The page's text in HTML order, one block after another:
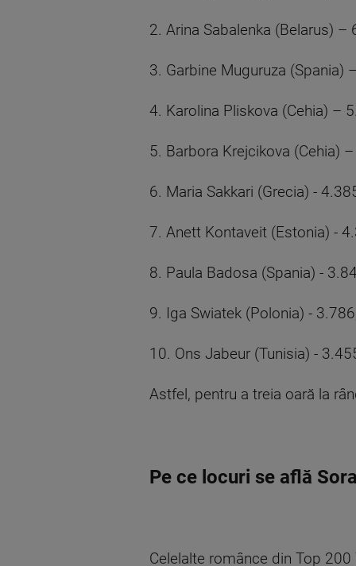
2. Arina Sabalenka (Belarus) –
3. Garbine Muguruza (Spania)
4. Karolina Pliskova (Cehia) –
5. Barbora Krejcikova (Cehia)
6. Maria Sakkari (Grecia) -
7. Anett Kontaveit (Estonia) -
8. Paula Badosa (Spania) -
9. Iga Swiatek (Polonia) -
10. Ons Jabeur (Tunisia) -
Astfel, pentru a treia oară la
Pe ce locuri se află
Celelalte românce din Top